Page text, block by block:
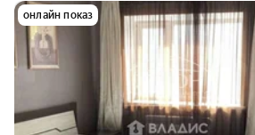
онлайн показ